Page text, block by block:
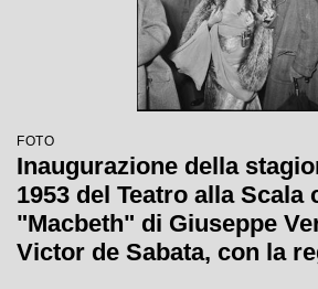
FOTO
Inaugurazione della
1953 del Teatro alla Scala
"Macbeth" di Giuseppe
Victor de Sabata, con la